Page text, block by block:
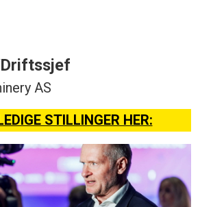
AS
STILLINGER HER: